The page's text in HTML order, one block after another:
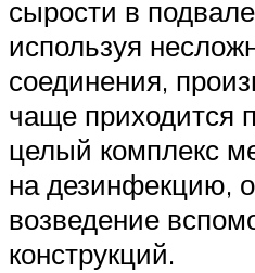
сырости в
используя
соединения,
чаще приходится
целый комплекс
на дезинфекцию,
возведение
конструкций.